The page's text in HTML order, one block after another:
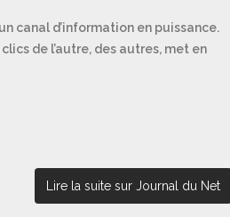
canal d’information en puissance.
de l’autre, des autres, met en
Lire la suite sur Journal du Net